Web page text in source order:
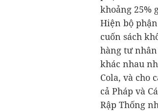
khoảng 25%
Hiện bộ
cuốn sách
hàng tư
khác nhau
Cola, và cho
cả Pháp và
Rập Thống